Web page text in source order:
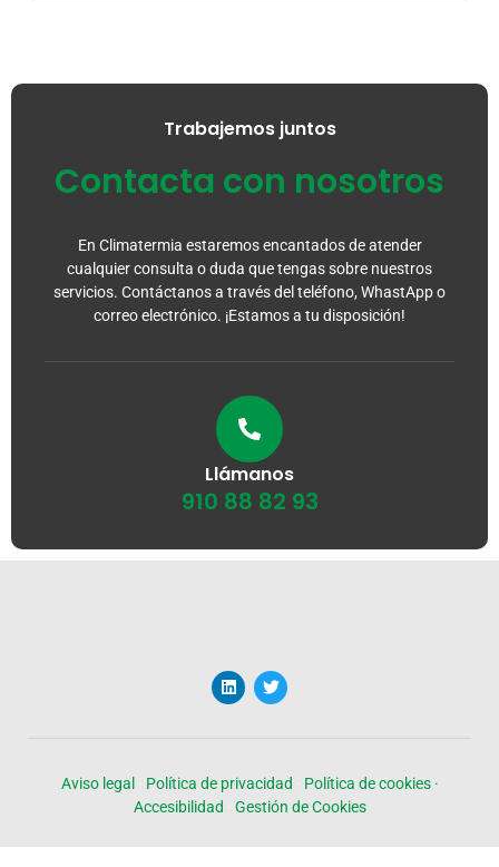
Trabajemos juntos
Contacta con nosotros
En Climatermia estaremos encantados de atender
cualquier consulta o duda que tengas sobre nuestros
servicios. Contáctanos a través del teléfono, WhastApp o
correo electrónico. ¡Estamos a tu disposición!
Llámanos
910 88 82 93
Aviso legal Política de privacidad
Política de cookies ·
Accesibilidad
Gestión de Cookies